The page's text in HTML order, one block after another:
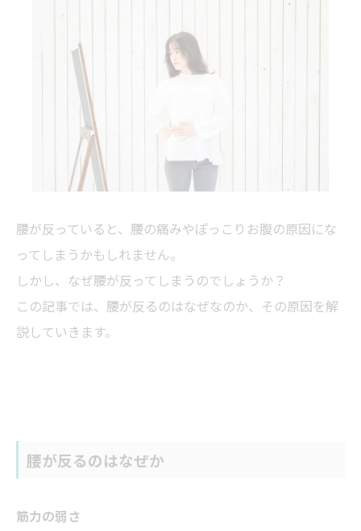
腰が反っていると、腰の痛みやぽっこりお腹の原因にな
ってしまうかもしれません。
しかし、なぜ腰が反ってしまうのでしょうか？
この記事では、腰が反るのはなぜなのか、その原因を解
説していきます。
腰が反るのはなぜか
筋力の弱さ